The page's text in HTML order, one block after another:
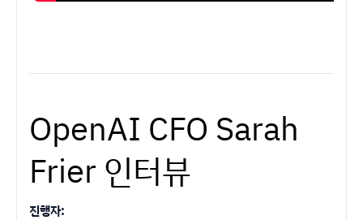
OpenAI CFO Sarah
Frier 인터뷰
진행자: